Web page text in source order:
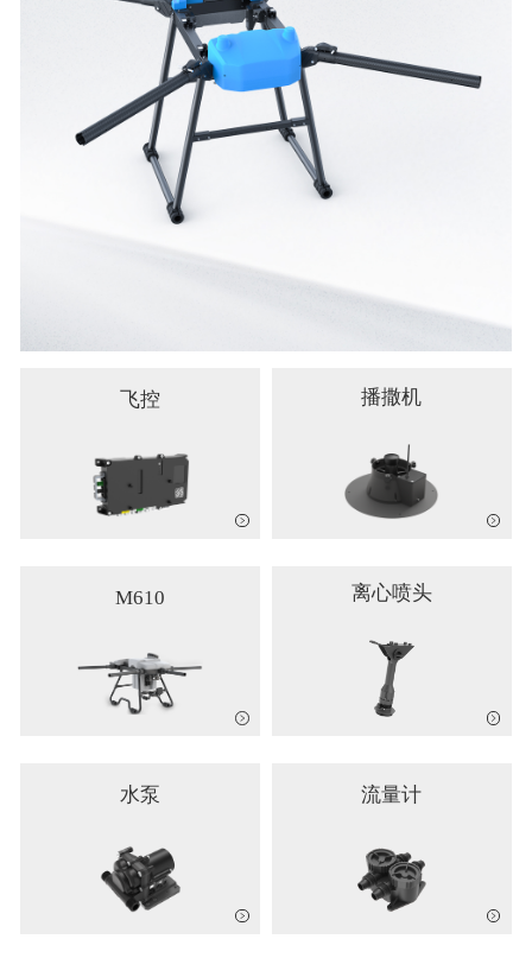
飞控 播撒机
M610 离心喷头
水泵 流量计